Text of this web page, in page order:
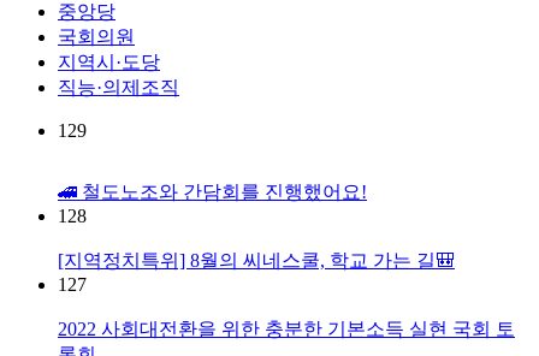
중앙당
국회의원
지역시·도당
직능·의제조직
129
🚄 철도노조와 간담회를 진행했어요!
128
[지역정치특위] 8월의 씨네스쿨, 학교 가는 길🎒
127
2022 사회대전환을 위한 충분한 기본소득 실현 국회 토